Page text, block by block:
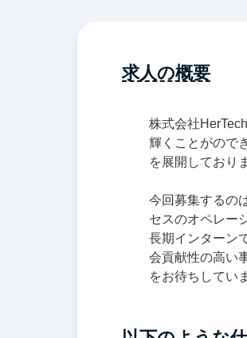
求人の概要
株式会社
輝くことがので
を展開しており
今回募集するの
セスのオペレー
長期インターン
会貢献性の高い
をお待ちしてい